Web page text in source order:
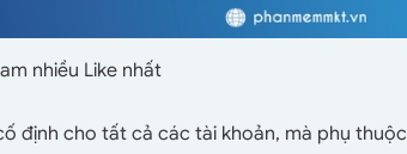
nhiều Like nhất
định cho tất cả các tài khoản, mà phụ thuộc